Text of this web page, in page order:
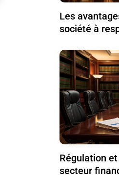
Les
société à
Régulation
secteur